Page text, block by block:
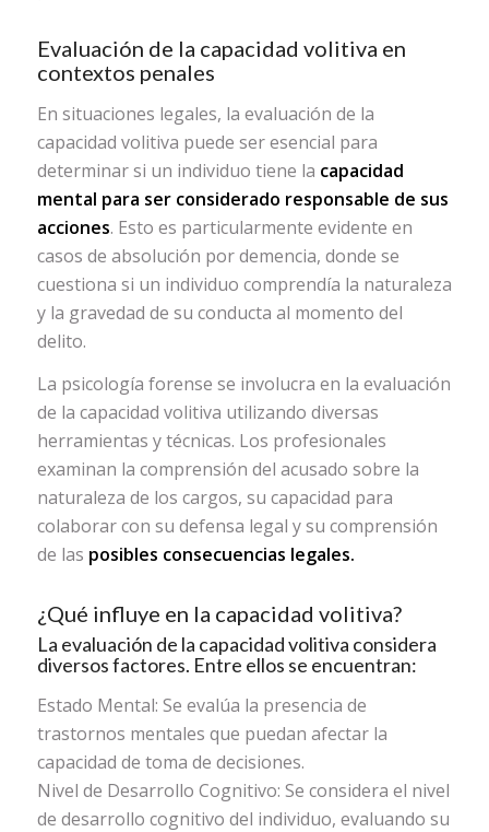
Evaluación de la capacidad volitiva en
contextos penales
En situaciones legales, la evaluación de la
capacidad volitiva puede ser esencial para
determinar si un individuo tiene la capacidad
mental para ser considerado responsable de sus
acciones. Esto es particularmente evidente en
casos de absolución por demencia, donde se
cuestiona si un individuo comprendía la naturaleza
y la gravedad de su conducta al momento del
delito.
La psicología forense se involucra en la evaluación
de la capacidad volitiva utilizando diversas
herramientas y técnicas. Los profesionales
examinan la comprensión del acusado sobre la
naturaleza de los cargos, su capacidad para
colaborar con su defensa legal y su comprensión
de las posibles consecuencias legales.
¿Qué influye en la capacidad volitiva?
La evaluación de la capacidad volitiva considera
diversos factores. Entre ellos se encuentran:
Estado Mental: Se evalúa la presencia de
trastornos mentales que puedan afectar la
capacidad de toma de decisiones.
Nivel de Desarrollo Cognitivo: Se considera el nivel
de desarrollo cognitivo del individuo, evaluando su